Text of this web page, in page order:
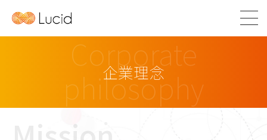
Corporate
philosophy
企業理念